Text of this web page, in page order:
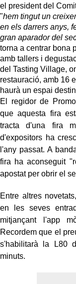
el president del
"hem tingut un
en els darrers anys,
gran aparador del
torna a centrar bona
amb tallers i
del Tasting Village,
restauració, amb 16
haurà un espai
El regidor de
que aquesta fira
tracta d'una fira
d'expositors ha
l'any passat. A
fira ha aconseguit
apostat per obrir el
Entre altres
en les seves
mitjançant l'app
Recordem que el
s'habilitarà la L80
minuts.